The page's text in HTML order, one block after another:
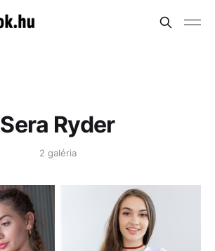
Sera Ryder
2 galéria